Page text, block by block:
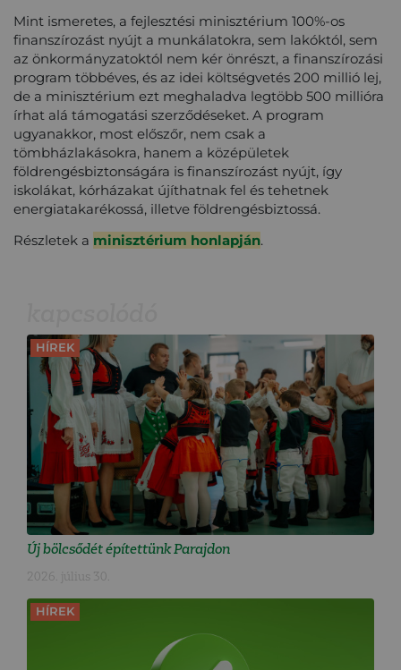
Mint ismeretes, a fejlesztési minisztérium 100%-os
finanszírozást nyújt a munkálatokra, sem lakóktól, sem
az önkormányzatoktól nem kér önrészt, a finanszírozási
program többéves, és az idei költségvetés 200 millió lej,
de a minisztérium ezt meghaladva legtöbb 500 millióra
írhat alá támogatási szerződéseket. A program
ugyanakkor, most előszőr, nem csak a
tömbházlakásokra, hanem a középületek
földrengésbiztonságára is finanszírozást nyújt, így
iskolákat, kórházakat újíthatnak fel és tehetnek
energiatakarékossá, illetve földrengésbiztossá.
Részletek a minisztérium honlapján.
HÍREK
Új bölcsődét építettünk Parajdon
2026. július 30.
HÍREK